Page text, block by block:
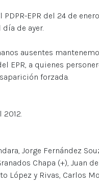
EPR del 24 de
de ayer.
ausentes
EPR, a quienes
forzada.
2012.
Jorge Fernández
Chapa (+), Juan
López y Rivas, Carlos